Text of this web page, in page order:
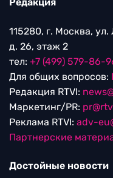
115280, г. Москва,
д. 26, этаж 2
тел: +7 (499) 579-86-
Для общих вопросов:
Редакция RTVI:
Маркетинг/PR:
Реклама RTVI: adv-
Партнерские
Достойные новости